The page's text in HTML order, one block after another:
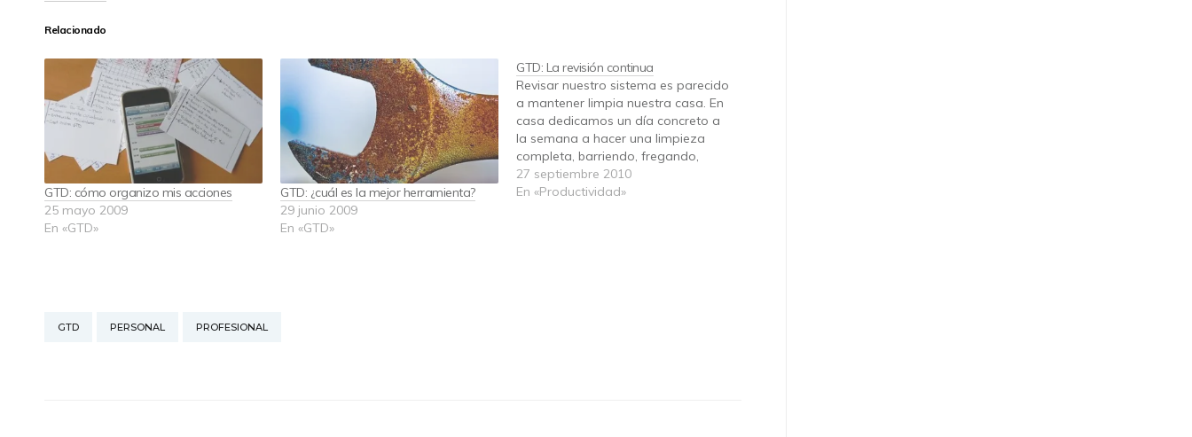
Relacionado
GTD: cómo organizo mis acciones
25 mayo 2009
En «GTD»
GTD: ¿cuál es la mejor herramienta?
29 junio 2009
En «GTD»
GTD: La revisión continua
Revisar nuestro sistema es parecido
a mantener limpia nuestra casa. En
casa dedicamos un día concreto a
la semana a hacer una limpieza
completa, barriendo, fregando,
recogiendo y limpiando el polvo.
Pero si durante la semana se nos
27 septiembre 2010
En «Productividad»
GTD PERSONAL PROFESIONAL